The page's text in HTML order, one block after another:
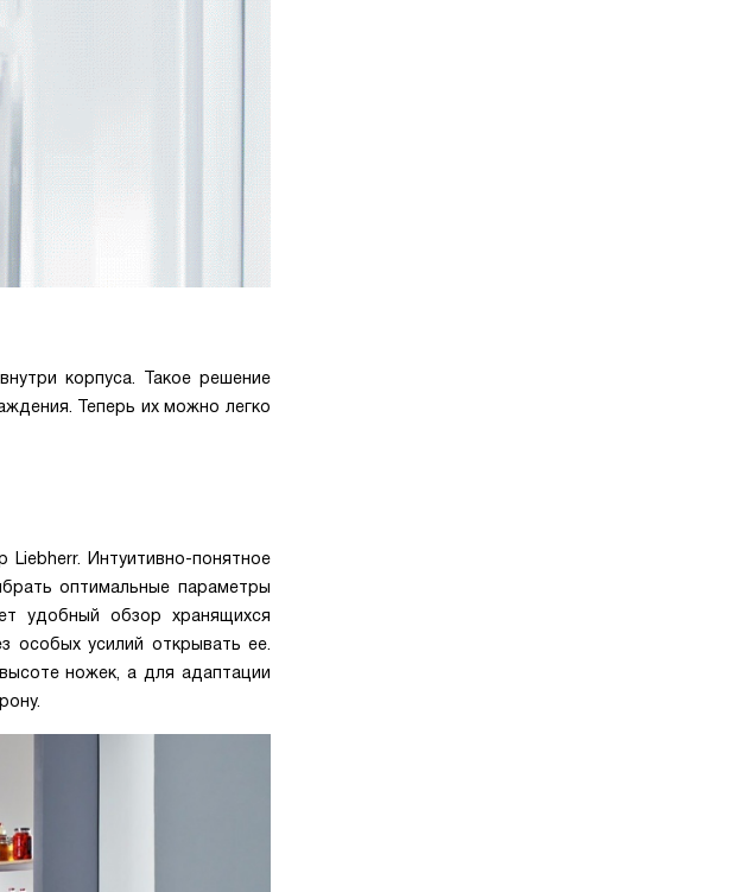
корпуса. Такое решение
Теперь их можно легко
Liebherr. Интуитивно-понятное
оптимальные параметры
удобный обзор хранящихся
особых усилий открывать ее.
ножек, а для адаптации